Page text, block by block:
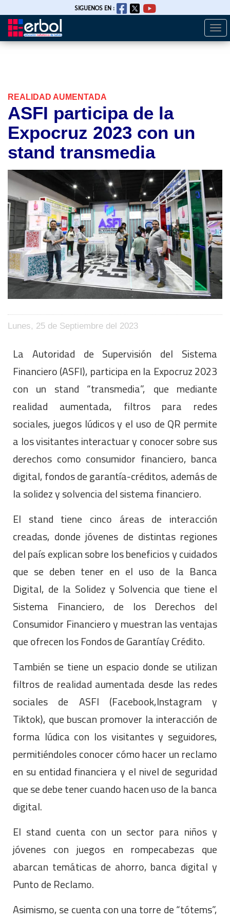
Pasar
SIGUENOS EN :
REALIDAD AUMENTADA
ASFI participa de la
Expocruz 2023 con un
stand transmedia
Lunes, 25 de Septiembre del 2023
La Autoridad de Supervisión del Sistema
Financiero (ASFI), participa en la Expocruz 2023
con un stand “transmedia”, que mediante
realidad aumentada, filtros para redes
sociales, juegos lúdicos y el uso de QR permite
a los visitantes interactuar y conocer sobre sus
derechos como consumidor financiero, banca
digital, fondos de garantía-créditos, además de
la solidez y solvencia del sistema financiero.
El stand tiene cinco áreas de interacción
creadas, donde jóvenes de distintas regiones
del país explican sobre los beneficios y cuidados
que se deben tener en el uso de la Banca
Digital, de la Solidez y Solvencia que tiene el
Sistema Financiero, de los Derechos del
Consumidor Financiero y muestran las ventajas
que ofrecen los Fondos de Garantíay Crédito.
También se tiene un espacio donde se utilizan
filtros de realidad aumentada desde las redes
sociales de ASFI (Facebook,Instagram y
Tiktok), que buscan promover la interacción de
forma lúdica con los visitantes y seguidores,
permitiéndoles conocer cómo hacer un reclamo
en su entidad financiera y el nivel de seguridad
que se debe tener cuando hacen uso de la banca
digital.
El stand cuenta con un sector para niños y
jóvenes con juegos en rompecabezas que
abarcan temáticas de ahorro, banca digital y
Punto de Reclamo.
Asimismo, se cuenta con una torre de “tótems”,